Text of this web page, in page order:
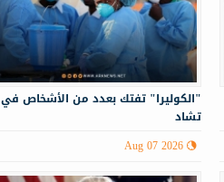
"الكوليرا" تفتك بعدد من الأشخاص في
تشاد
Aug 07 2026